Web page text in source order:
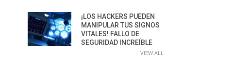
¡LOS HACKERS PUEDEN
MANIPULAR TUS SIGNOS
VITALES! FALLO DE
SEGURIDAD INCREÍBLE
VIEW ALL